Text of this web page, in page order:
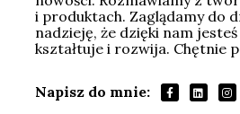
i produktach. Zaglądamy do
nadzieję, że dzięki nam
kształtuje i rozwija. Chętnie
Napisz do mnie: